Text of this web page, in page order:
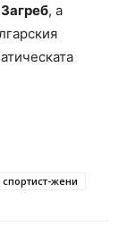
, а
жени